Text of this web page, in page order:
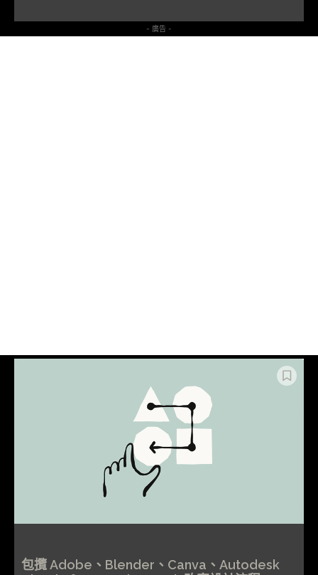
- 廣告 -
包攬 Adobe、Blender、Canva、Autodesk